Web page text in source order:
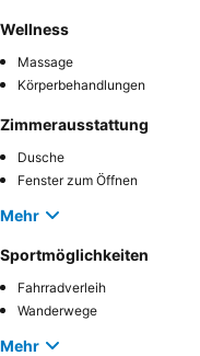
Wellness
Massage
Körperbehandlungen
Zimmerausstattung
Dusche
Fenster zum Öffnen
Mehr
Sportmöglichkeiten
Fahrradverleih
Wanderwege
Mehr